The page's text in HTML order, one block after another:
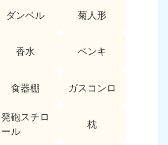
ダンベル 菊人形
香水 ペンキ
食器棚 ガスコンロ
発砲スチロ
ール
枕
休
050-1881-5261
9:00〜19:00 年中無休
山梨県
休